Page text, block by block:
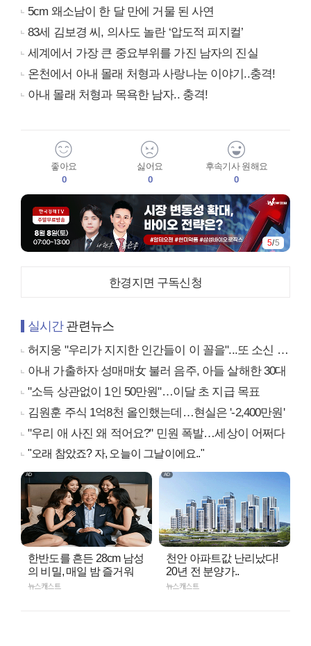
5cm 왜소남이 한 달 만에 거물 된 사연
83세 김보경 씨, 의사도 놀란 ‘압도적 피지컬’
세계에서 가장 큰 중요부위를 가진 남자의 진실
온천에서 아내 몰래 처형과 사랑나눈 이야기..충격!
아내 몰래 처형과 목욕한 남자.. 충격!
좋아요
0
싫어요
0
후속기사 원해요
0
5/5
한경지면 구독신청
실시간관련뉴스
허지웅 "우리가 지지한 인간들이 이 꼴을"...또 소신 발언
아내 가출하자 성매매女 불러 음주, 아들 살해한 30대
"소득 상관없이 1인 50만원"…이달 초 지급 목표
김원훈 주식 1억8천 올인했는데…현실은 '-2,400만원'
"우리 애 사진 왜 적어요?" 민원 폭발…세상이 어쩌다
"오래 참았죠? 자, 오늘이 그날이에요.."
한반도를 흔든 28cm 남성
의 비밀, 매일 밤 즐거워
뉴스캐스트
천안 아파트값 난리났다!
20년 전 분양가..
뉴스캐스트